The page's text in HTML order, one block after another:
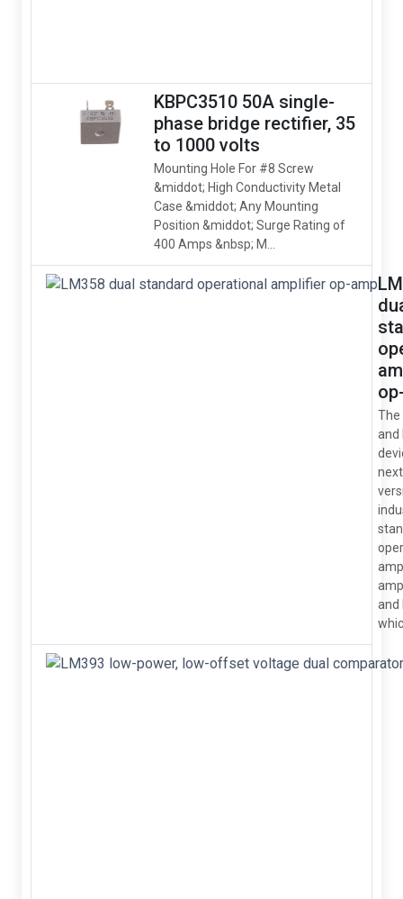
KBPC3510 50A single-
phase bridge rectifier, 35
to 1000 volts
Mounting Hole For #8 Screw
&middot; High Conductivity Metal
Case &middot; Any Mounting
Position &middot; Surge Rating of
400 Amps &nbsp; M...
The
and
and